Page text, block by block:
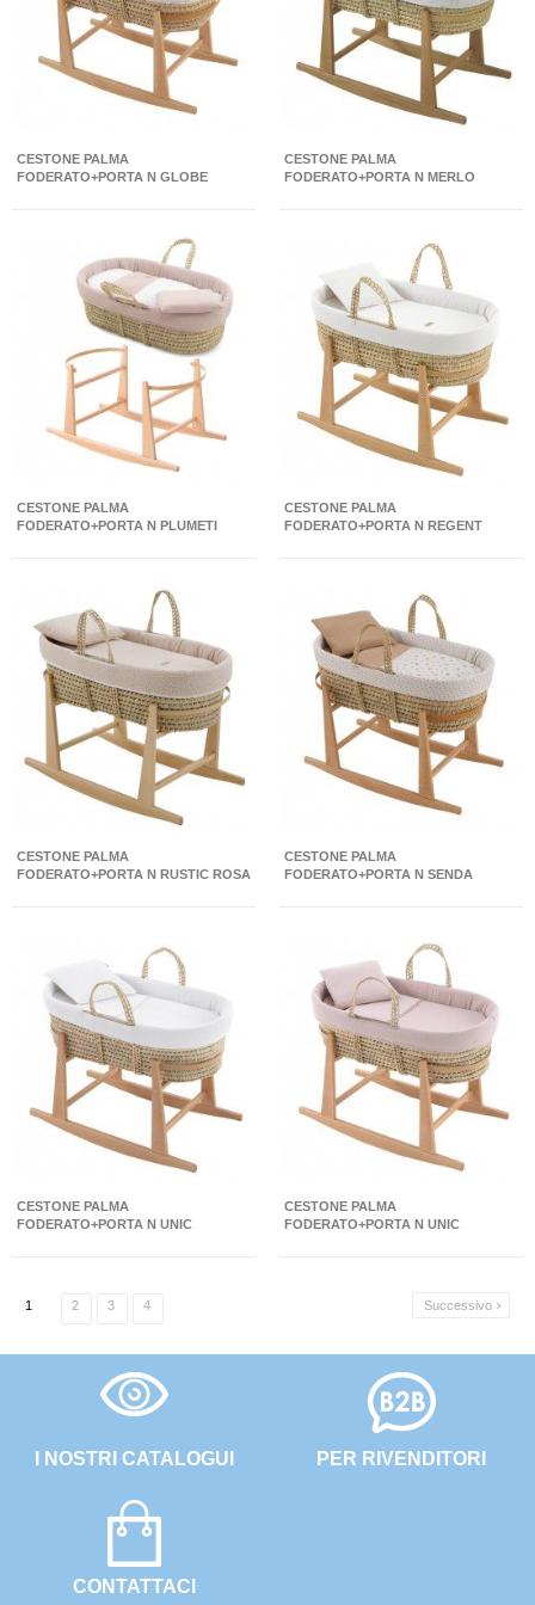
CESTONE PALMA
FODERATO+PORTA N GLOBE
CESTONE PALMA
FODERATO+PORTA N MERLO
CESTONE PALMA
FODERATO+PORTA N PLUMETI
CESTONE PALMA
FODERATO+PORTA N REGENT
CESTONE PALMA
FODERATO+PORTA N RUSTIC ROSA
CESTONE PALMA
FODERATO+PORTA N SENDA
CESTONE PALMA
FODERATO+PORTA N UNIC
CESTONE PALMA
FODERATO+PORTA N UNIC
1 2 3 4 Successivo 
I NOSTRI CATALOGUI
CONTATTACI
PER RIVENDITORI